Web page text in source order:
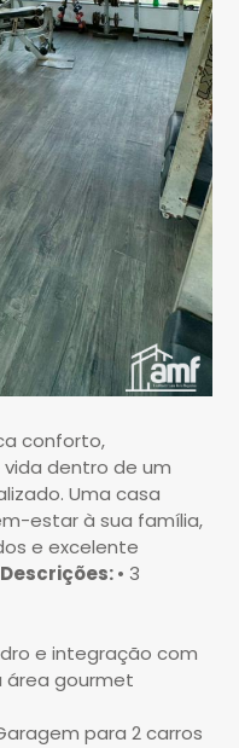
conforto,
dentro de um
Uma casa
estar à sua família,
e excelente
• 3
e integração com
área gourmet
para 2 carros